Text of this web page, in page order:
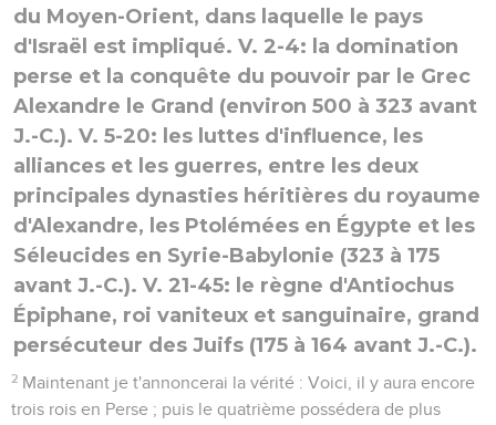
du Moyen-Orient, dans laquelle le pays
d'Israël est impliqué. V. 2-4: la domination
perse et la conquête du pouvoir par le Grec
Alexandre le Grand (environ 500 à 323 avant
J.-C.). V. 5-20: les luttes d'influence, les
alliances et les guerres, entre les deux
principales dynasties héritières du royaume
d'Alexandre, les Ptolémées en Égypte et les
Séleucides en Syrie-Babylonie (323 à 175
avant J.-C.). V. 21-45: le règne d'Antiochus
Épiphane, roi vaniteux et sanguinaire, grand
persécuteur des Juifs (175 à 164 avant J.-C.).
2 Maintenant je t'annoncerai la vérité : Voici, il y aura encore
trois rois en Perse ; puis le quatrième possédera de plus